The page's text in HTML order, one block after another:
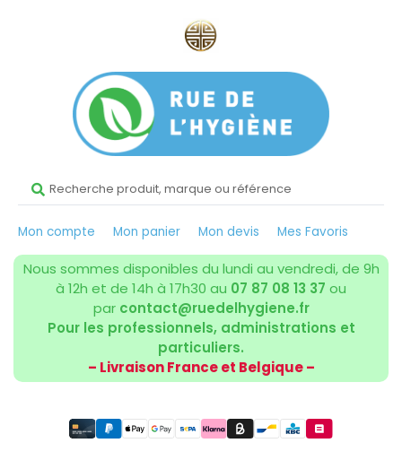
Mon compte Mon panier Mon devis Mes Favoris
Nous sommes disponibles du lundi au vendredi, de 9h
à 12h et de 14h à 17h30 au 07 87 08 13 37 ou
par contact@ruedelhygiene.fr
Pour les professionnels, administrations et
particuliers.
– Livraison France et Belgique –